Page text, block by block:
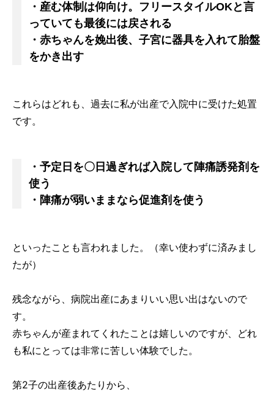
・産む体制は仰向け。フリースタイルOKと言
っていても最後には戻される
・赤ちゃんを娩出後、子宮に器具を入れて胎盤
をかき出す
これらはどれも、過去に私が出産で入院中に受けた処置
です。
・予定日を〇日過ぎれば入院して陣痛誘発剤を
使う
・陣痛が弱いままなら促進剤を使う
といったことも言われました。（幸い使わずに済みまし
たが）
残念ながら、病院出産にあまりいい思い出はないので
す。
赤ちゃんが産まれてくれたことは嬉しいのですが、どれ
も私にとっては非常に苦しい体験でした。
第2子の出産後あたりから、